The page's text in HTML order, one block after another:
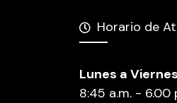
Horario de
Lunes a Viernes
8:45 a.m. - 6.00